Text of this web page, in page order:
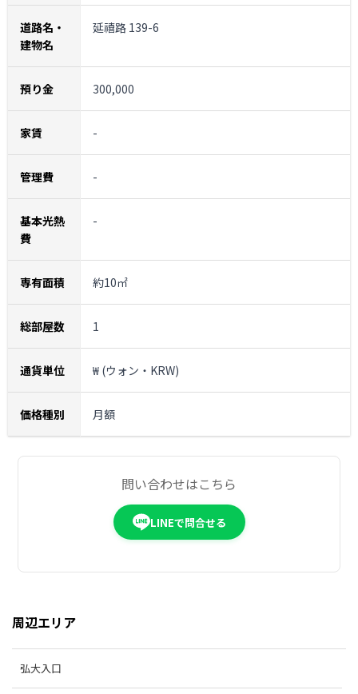
道路名・
建物名
延禧路 139-6
預り金 300,000
家賃 -
管理費 -
基本光熱
費
-
専有面積 約10㎡
総部屋数 1
通貨単位 ₩ (ウォン・KRW)
価格種別 月額
問い合わせはこちら
LINEで問合せる
周辺エリア
弘大入口